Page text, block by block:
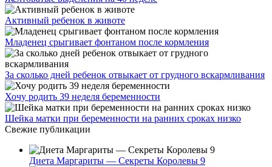
Активный ребенок в животе
Младенец срыгивает фонтаном после кормления
За сколько дней ребенок отвыкает от грудного вскармливания
Хочу родить 39 неделя беременности
Шейка матки при беременности на ранних сроках низко
Свежие публикации
Диета Маргариты — Секреты Королевы 9